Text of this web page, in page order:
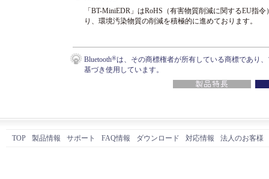
「BT-MiniEDR」はRoHS（有害物質削減に関するEU指
り、環境汚染物質の削減を積極的に進めております。
Bluetooth®は、その商標権者が所有している商標であり
基づき使用しています。
TOP 製品情報 サポート FAQ情報 ダウンロード 対応情報 法人のお客様